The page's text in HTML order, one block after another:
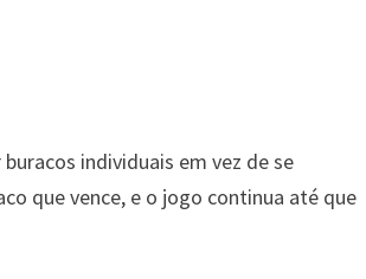
individuais em vez de se
que vence, e o jogo continua até que